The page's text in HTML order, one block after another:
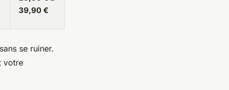
39,90 €
sans se ruiner.
votre